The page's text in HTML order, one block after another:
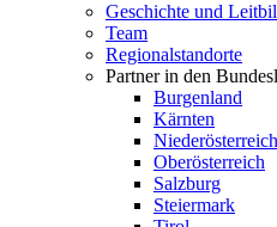
Geschichte und
Team
Regionalstandorte
Partner in den
Burgenland
Kärnten
Niederösterreich
Oberösterreich
Salzburg
Steiermark